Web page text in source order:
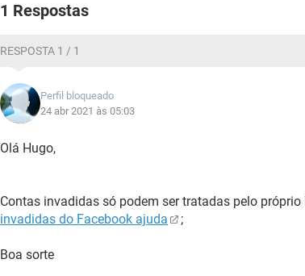
1 Respostas
RESPOSTA 1 / 1
Perfil bloqueado
24 abr 2021 às 05:03
Olá Hugo,
Contas invadidas só podem ser tratadas pelo próprio
invadidas do Facebook ajuda
;
Boa sorte